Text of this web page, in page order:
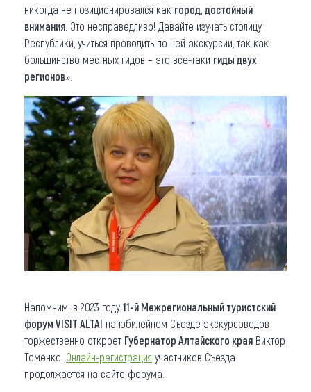
никогда не позиционировался как город, достойный
внимания . Это несправедливо! Давайте изучать столицу
Республики, учиться проводить по ней экскурсии, так как
большинство местных гидов – это все-таки гиды двух
регионов».
Напомним: в 2023 году 11-й Межрегиональный туристский
форум VISIT ALTAI на юбилейном Съезде экскурсоводов
торжественно откроет Губернатор Алтайского края Виктор
Томенко. Онлайн-регистрация участников Съезда
продолжается на сайте форума.